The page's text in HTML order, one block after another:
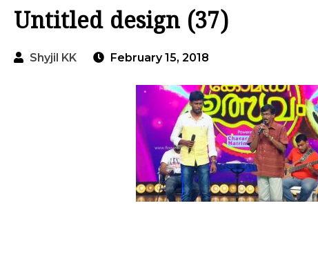
Untitled design (37)
Shyjil KK February 15, 2018